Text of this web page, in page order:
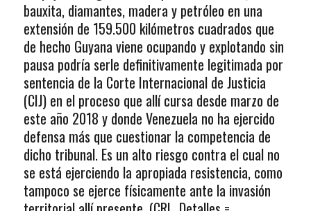
bauxita, diamantes, madera y petróleo en una
extensión de 159.500 kilómetros cuadrados que
de hecho Guyana viene ocupando y explotando sin
pausa podría serle definitivamente legitimada por
sentencia de la Corte Internacional de Justicia
(CIJ) en el proceso que allí cursa desde marzo de
este año 2018 y donde Venezuela no ha ejercido
defensa más que cuestionar la competencia de
dicho tribunal. Es un alto riesgo contra el cual no
se está ejerciendo la apropiada resistencia, como
tampoco se ejerce físicamente ante la invasión